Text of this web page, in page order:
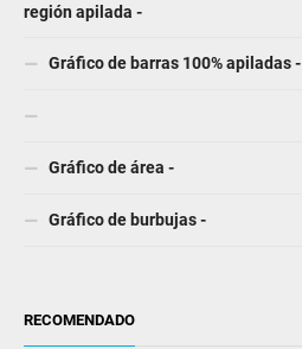
región apilada -
Gráfico de barras 100% apiladas -
Gráfico de área -
Gráfico de burbujas -
RECOMENDADO